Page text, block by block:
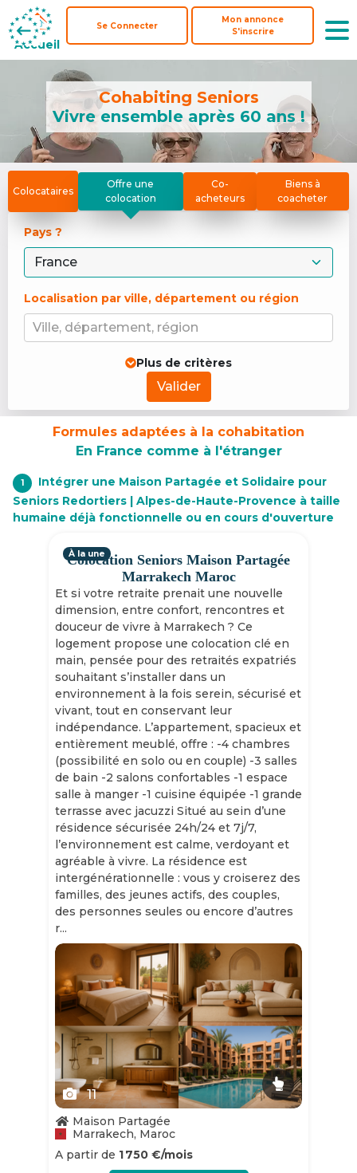
Accueil
Se Connecter
Mon annonce
S'inscrire
Accueil
Se Connecter
Mon annonce
S'inscrire
Cohabiting Seniors
Vivre ensemble après 60 ans !
Colocataires
Offre une
colocation
Co-
acheteurs
Biens à
coacheter
Pays ?
Localisation par ville, département ou région
Ville, département, région
Plus de critères
Valider
Formules adaptées à la cohabitation
En France comme à l'étranger
1
Intégrer une Maison Partagée et Solidaire pour
Seniors Redortiers | Alpes-de-Haute-Provence à taille
humaine déjà fonctionnelle ou en cours d'ouverture
Colocation Seniors Maison Partagée
Marrakech Maroc
Et si votre retraite prenait une nouvelle
dimension, entre confort, rencontres et
douceur de vivre à Marrakech ? Ce
logement propose une colocation clé en
main, pensée pour des retraités expatriés
souhaitant s’installer dans un
environnement à la fois serein, sécurisé et
vivant, tout en conservant leur
indépendance. L’appartement, spacieux et
entièrement meublé, offre : -4 chambres
(possibilité en solo ou en couple) -3 salles
de bain -2 salons confortables -1 espace
salle à manger -1 cuisine équipée -1 grande
terrasse avec jacuzzi Situé au sein d’une
résidence sécurisée 24h/24 et 7j/7,
l’environnement est calme, verdoyant et
agréable à vivre. La résidence est
intergénérationnelle : vous y croiserez des
familles, des jeunes actifs, des couples,
des personnes seules ou encore d’autres
r...
À la une
Slide 1 of 11
11
Maison Partagée
Marrakech, Maroc
A partir de 1 750 €/mois